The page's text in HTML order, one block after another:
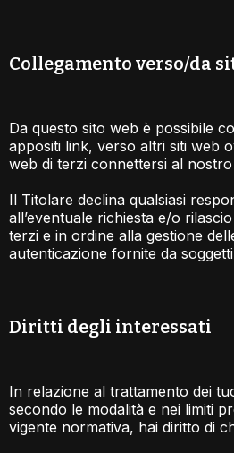
Collegamento verso/da
Da questo sito web è possibile
appositi link, verso altri siti web
web di terzi connettersi al
Il Titolare declina qualsiasi
all’eventuale richiesta e/o
terzi e in ordine alla gestione
autenticazione fornite da
Diritti degli interessati​
In relazione al trattamento dei
secondo le modalità e nei limiti
vigente normativa, hai diritto di